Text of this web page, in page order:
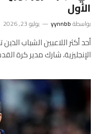
الأول
بواسطةyynnbb يوليو 23, 2026
أحد أكثر اللاعبين الشباب
الإنجليزية، شارك مدير